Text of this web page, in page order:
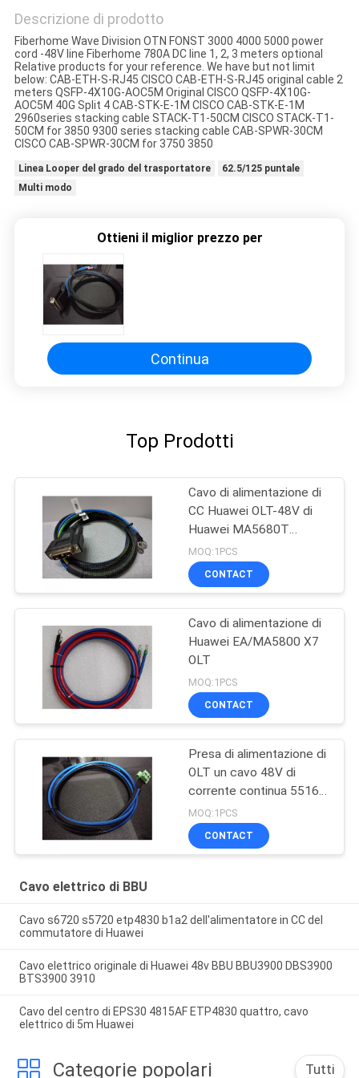
Descrizione di prodotto
Fiberhome Wave Division OTN FONST 3000 4000 5000 power
cord -48V line Fiberhome 780A DC line 1, 2, 3 meters optional
Relative products for your reference. We have but not limit
below: CAB-ETH-S-RJ45 CISCO CAB-ETH-S-RJ45 original cable 2
meters QSFP-4X10G-AOC5M Original CISCO QSFP-4X10G-
AOC5M 40G Split 4 CAB-STK-E-1M CISCO CAB-STK-E-1M
2960series stacking cable STACK-T1-50CM CISCO STACK-T1-
50CM for 3850 9300 series stacking cable CAB-SPWR-30CM
CISCO CAB-SPWR-30CM for 3750 3850
Linea Looper del grado del trasportatore
62.5/125 puntale
Multi modo
Ottieni il miglior prezzo per
Continua
Top Prodotti
Cavo di alimentazione di
CC Huawei OLT-48V di
Huawei MA5680T
5683T
MOQ:1PCS
CONTACT
Cavo di alimentazione di
Huawei EA/MA5800 X7
OLT
MOQ:1PCS
CONTACT
Presa di alimentazione di
OLT un cavo 48V di
corrente continua 5516-
04
MOQ:1PCS
CONTACT
Cavo elettrico di BBU
Cavo s6720 s5720 etp4830 b1a2 dell'alimentatore in CC del
commutatore di Huawei
Cavo elettrico originale di Huawei 48v BBU BBU3900 DBS3900
BTS3900 3910
Cavo del centro di EPS30 4815AF ETP4830 quattro, cavo
elettrico di 5m Huawei
Categorie popolari Tutti